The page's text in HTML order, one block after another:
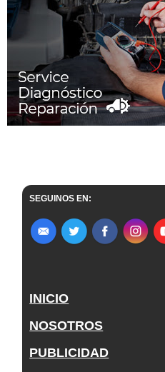
SEGUINOS EN:
INICIO
NOSOTROS
PUBLICIDAD